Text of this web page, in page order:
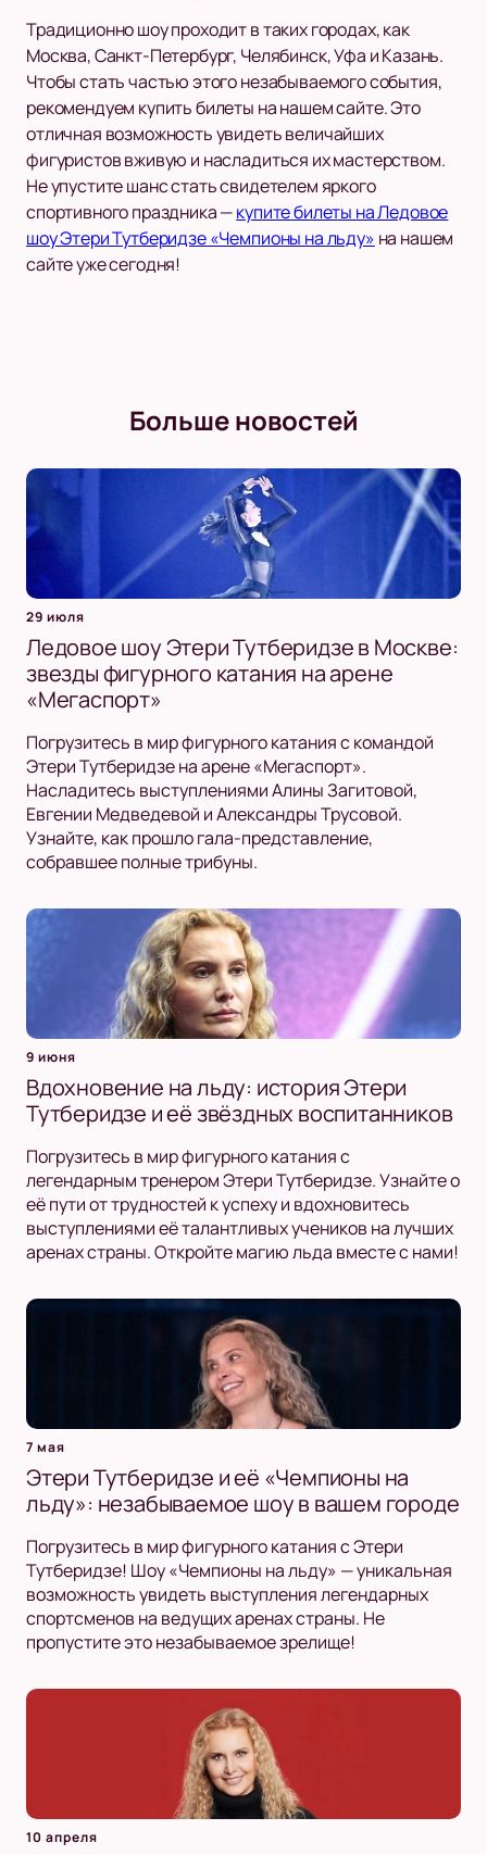
Традиционно шоу проходит в таких городах, как
Москва, Санкт-Петербург, Челябинск, Уфа и Казань.
Чтобы стать частью этого незабываемого события,
рекомендуем купить билеты на нашем сайте. Это
отличная возможность увидеть величайших
фигуристов вживую и насладиться их мастерством.
Не упустите шанс стать свидетелем яркого
спортивного праздника —купите билеты на Ледовое
шоу Этери Тутберидзе «Чемпионы на льду» на нашем
сайте уже сегодня!
Больше новостей
29 июля
Ледовое шоу Этери Тутберидзе в Москве:
звезды фигурного катания на арене
«Мегаспорт»
Погрузитесь в мир фигурного катания с командой
Этери Тутберидзе на арене «Мегаспорт».
Насладитесь выступлениями Алины Загитовой,
Евгении Медведевой и Александры Трусовой.
Узнайте, как прошло гала-представление,
собравшее полные трибуны.
9 июня
Вдохновение на льду: история Этери
Тутберидзе и её звёздных воспитанников
Погрузитесь в мир фигурного катания с
легендарным тренером Этери Тутберидзе. Узнайте о
её пути от трудностей к успеху и вдохновитесь
выступлениями её талантливых учеников на лучших
аренах страны. Откройте магию льда вместе с нами!
7 мая
Этери Тутберидзе и её «Чемпионы на
льду»: незабываемое шоу в вашем городе
Погрузитесь в мир фигурного катания с Этери
Тутберидзе! Шоу «Чемпионы на льду» — уникальная
возможность увидеть выступления легендарных
спортсменов на ведущих аренах страны. Не
пропустите это незабываемое зрелище!
10 апреля